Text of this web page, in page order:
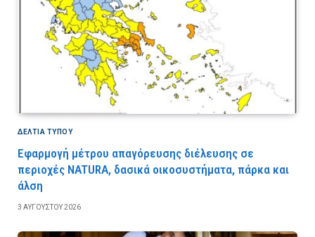
ΔΕΛΤΙΑ ΤΥΠΟΥ
Εφαρμογή μέτρου απαγόρευσης διέλευσης σε
περιοχές NATURA, δασικά οικοσυστήματα, πάρκα και
άλση
3 ΑΥΓΟΎΣΤΟΥ 2026